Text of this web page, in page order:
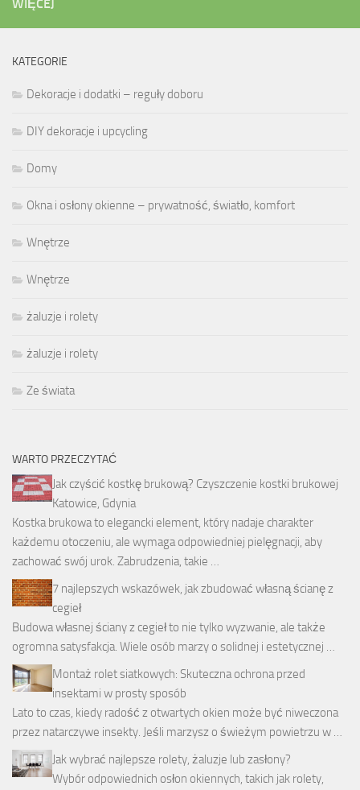
WIĘCEJ
KATEGORIE
Dekoracje i dodatki – reguły doboru
DIY dekoracje i upcycling
Domy
Okna i osłony okienne – prywatność, światło, komfort
Wnętrze
Wnętrze
żaluzje i rolety
żaluzje i rolety
Ze świata
WARTO PRZECZYTAĆ
Jak czyścić kostkę brukową? Czyszczenie kostki brukowej
Katowice, Gdynia
Kostka brukowa to elegancki element, który nadaje charakter
każdemu otoczeniu, ale wymaga odpowiedniej pielęgnacji, aby
zachować swój urok. Zabrudzenia, takie …
7 najlepszych wskazówek, jak zbudować własną ścianę z
cegieł
Budowa własnej ściany z cegieł to nie tylko wyzwanie, ale także
ogromna satysfakcja. Wiele osób marzy o solidnej i estetycznej …
Montaż rolet siatkowych: Skuteczna ochrona przed
insektami w prosty sposób
Lato to czas, kiedy radość z otwartych okien może być niweczona
przez natarczywe insekty. Jeśli marzysz o świeżym powietrzu w …
Jak wybrać najlepsze rolety, żaluzje lub zasłony?
Wybór odpowiednich osłon okiennych, takich jak rolety,